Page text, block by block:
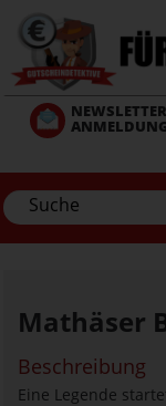
zum
Inhalt
Mathäser
Beschreibung
Eine Legende